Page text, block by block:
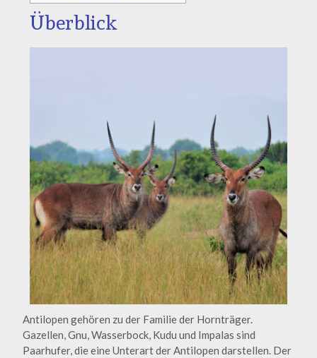
Überblick
Antilopen gehören zu der Familie der Hornträger.
Gazellen, Gnu, Wasserbock, Kudu und Impalas sind
Paarhufer, die eine Unterart der Antilopen darstellen. Der